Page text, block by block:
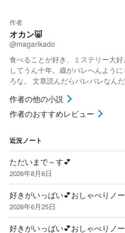
作者
オカン🐷
@magarikado
食べることが好き、ミステリー大
してうん十年。歳がバレへんよう
ろな。 文章読んだらバレバレなん
作者の他の小説
作者のおすすめレビュー
近況ノート
ただいまで～す💕
2026年8月6日
好きがいっぱい💕おしゃべりノ
2026年6月25日
好きがいっぱい💕おしゃべりノ